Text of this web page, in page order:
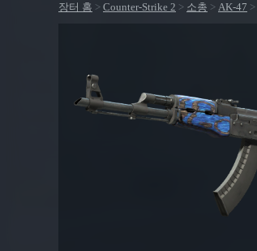
장터 홈 > Counter-Strike 2 > 소총 > AK-47 >